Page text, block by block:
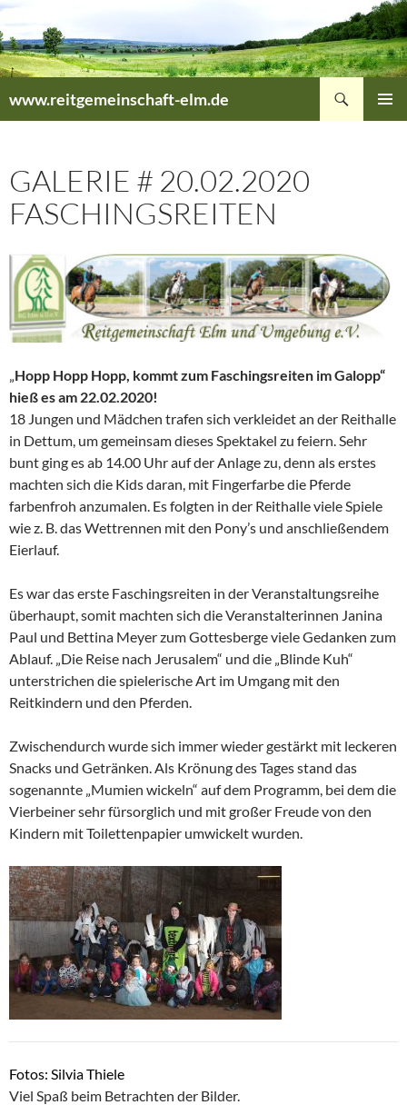
Zum
Inhalt
springen
www.reitgemeinschaft-elm.de
GALERIE # 20.02.2020
FASCHINGSREITEN
Hopp Hopp Hopp, kommt zum Faschingsreiten im Galopp“
hieß es am 22.02.2020!
18 Jungen und Mädchen trafen sich verkleidet an der Reithalle
in Dettum, um gemeinsam dieses Spektakel zu feiern. Sehr
bunt ging es ab 14.00 Uhr auf der Anlage zu, denn als erstes
machten sich die Kids daran, mit Fingerfarbe die Pferde
farbenfroh anzumalen. Es folgten in der Reithalle viele Spiele
wie z. B. das Wettrennen mit den Pony’s und anschließendem
Eierlauf.
Es war das erste Faschingsreiten in der Veranstaltungsreihe
überhaupt, somit machten sich die Veranstalterinnen Janina
Paul und Bettina Meyer zum Gottesberge viele Gedanken zum
Ablauf. „Die Reise nach Jerusalem“ und die „Blinde Kuh“
unterstrichen die spielerische Art im Umgang mit den
Reitkindern und den Pferden.
Zwischendurch wurde sich immer wieder gestärkt mit leckeren
Snacks und Getränken. Als Krönung des Tages stand das
sogenannte „Mumien wickeln“ auf dem Programm, bei dem die
Vierbeiner sehr fürsorglich und mit großer Freude von den
Kindern mit Toilettenpapier umwickelt wurden.
Fotos: Silvia Thiele
Viel Spaß beim Betrachten der Bilder.